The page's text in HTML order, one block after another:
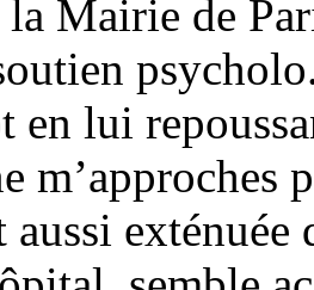
la Mairie de
en lui
exténuée